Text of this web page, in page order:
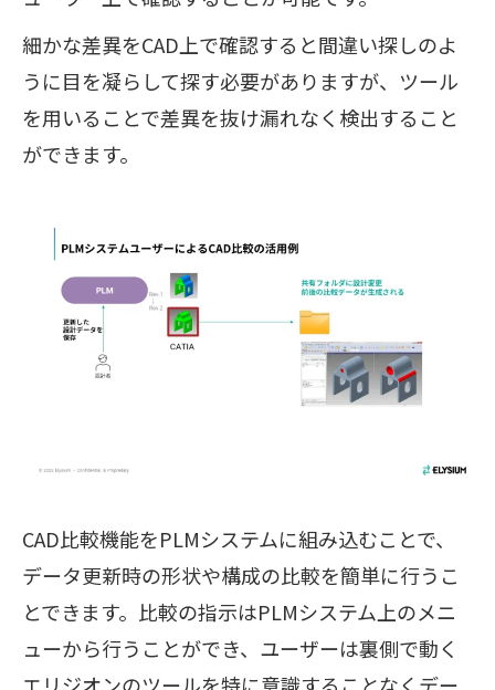
細かな差異をCAD上で確認すると間違い探しのよ
うに目を凝らして探す必要がありますが、ツール
を用いることで差異を抜け漏れなく検出すること
ができます。
CAD比較機能をPLMシステムに組み込むことで、
データ更新時の形状や構成の比較を簡単に行うこ
とできます。比較の指示はPLMシステム上のメニ
ューから行うことができ、ユーザーは裏側で動く
エリジオンのツールを特に意識することなくデー